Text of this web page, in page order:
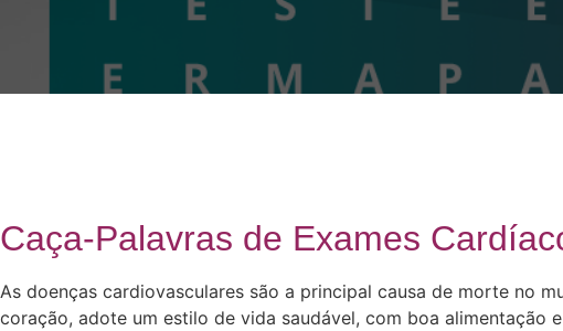
Caça-Palavras de Exames
As doenças cardiovasculares são a principal causa de morte no
coração, adote um estilo de vida saudável, com boa alimentação